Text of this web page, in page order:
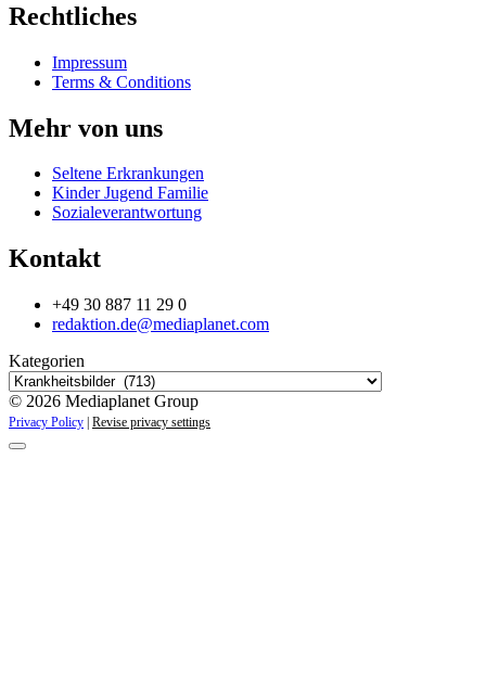
Rechtliches
Impressum
Terms & Conditions
Mehr von uns
Seltene Erkrankungen
Kinder Jugend Familie
Sozialeverantwortung
Kontakt
+49 30 887 11 29 0
redaktion.de@mediaplanet.com
Kategorien
© 2026 Mediaplanet Group
Privacy Policy Revise privacy settings